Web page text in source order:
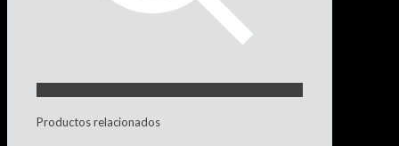
Productos relacionados